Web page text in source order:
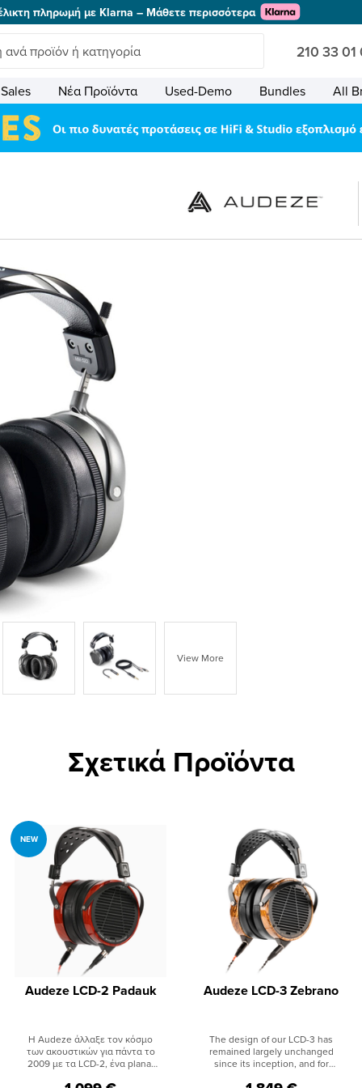
πληρωμή με Klarna – Μάθετε περισσότερα
210 33 01
Νέα Προϊόντα Used-Demo Bundles All
View More
Σχετικά Προϊόντα
Audeze LCD-2 Padauk
Η Audeze άλλαξε τον κόσμο
των ακουστικών για πάντα το
2009 με τα LCD-2, ένα planar
NEW
Audeze LCD-3 Zebrano
The design of our LCD-3 has
remained largely unchanged
since its inception, and for